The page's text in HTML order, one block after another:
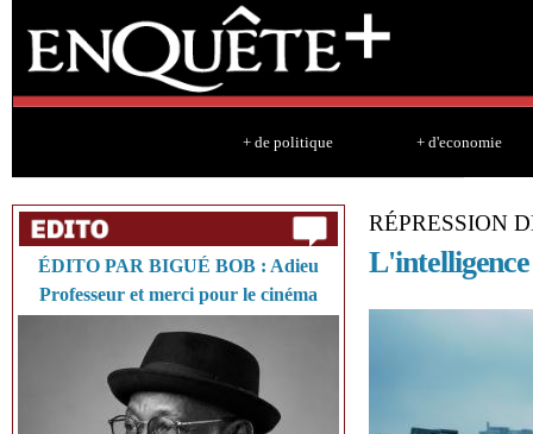
+ de politique + d'economie
ÉDITO PAR BIGUÉ BOB : Adieu
Professeur et merci pour le cinéma
RÉPRESSION